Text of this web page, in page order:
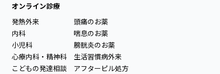
オンライン診療
発熱外来
内科
小児科
心療内科・精神科
こどもの発達相談
頭痛のお薬
喘息のお薬
膀胱炎のお薬
生活習慣病外来
アフターピル処方